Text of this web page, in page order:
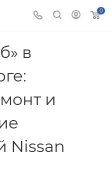
0
в
и
Nissan